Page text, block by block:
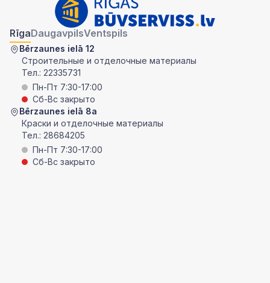
RīgaDaugavpilsVentspils
Bērzaunes ielā 12
Строительные и отделочные материалы
Тел.: 22335731
Пн-Пт 7:30-17:00
Сб-Вс закрыто
Bērzaunes ielā 8a
Краски и отделочные материалы
Тел.: 28684205
Пн-Пт 7:30-17:00
Сб-Вс закрыто